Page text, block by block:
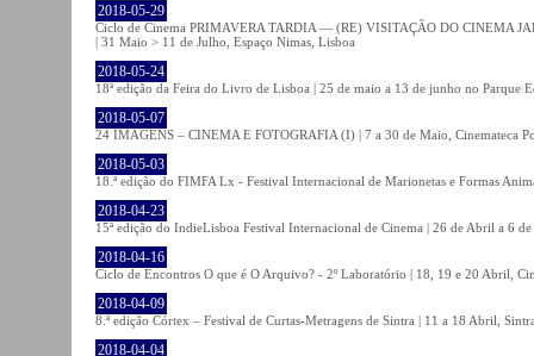
2018-05-29
Ciclo de Cinema PRIMAVERA TARDIA — (RE) VISITAÇÃO DO CINEMA
| 31 Maio > 11 de Julho, Espaço Nimas, Lisboa
2018-05-24
18ª edição da Feira do Livro de Lisboa | 25 de maio a 13 de junho no Parque
2018-05-07
24 IMAGENS – CINEMA E FOTOGRAFIA (I) | 7 a 30 de Maio, Cinemateca
2018-05-03
18.ª edição do FIMFA Lx - Festival Internacional de Marionetas e Formas
2018-04-23
15ª edição do IndieLisboa Festival Internacional de Cinema | 26 de Abril a 6
2018-04-16
Ciclo de Encontros O que é O Arquivo? - 2º Laboratório | 18, 19 e 20 Abril,
2018-04-09
8.ª edição Córtex – Festival de Curtas-Metragens de Sintra | 11 a 18 Abril,
2018-04-04